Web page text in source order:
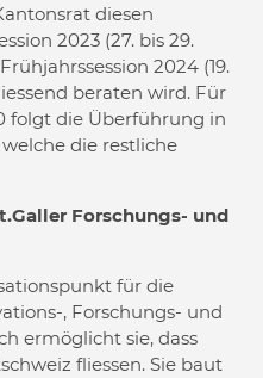
diesen
2023 (27. bis 29.
2024 (19.
beraten wird. Für
folgt die Überführung in
die restliche
Forschungs- und
für die
, Forschungs- und
ermöglicht sie, dass
fliessen. Sie baut